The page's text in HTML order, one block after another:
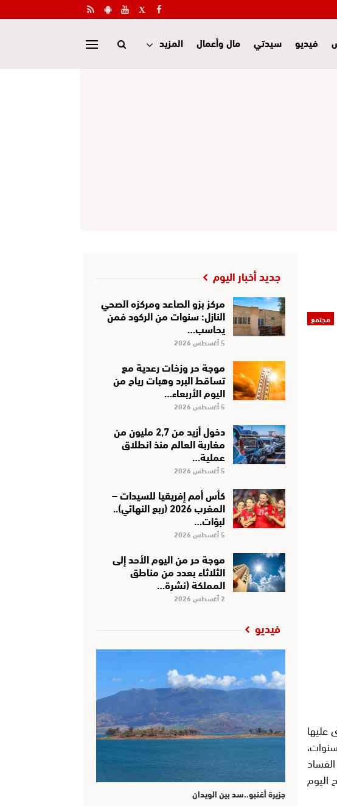
فيديو سيدتي مال وأعمال المزيد
مجتمع
من مواليد 1963 والمعتدى عليها
اليوم
جديد أخبار اليوم
مركز بزو الصاعد ومركزه الصحي
النازل: سنوات من الركود فمن
يحاسب…
5 أغسطس 2026
موجة حر وزخات رعدية مع
تساقط البرد وهبات رياح من
اليوم الأربعاء…
5 أغسطس 2026
دخول أزيد من 2,7 مليون من
مغاربة العالم منذ انطلاق
عملية…
5 أغسطس 2026
كأس أمم إفريقيا للسيدات –
المغرب 2026 (ربع النهائي)..
لبؤات…
5 أغسطس 2026
موجة حر من اليوم الأحد إلى
الثلاثاء بعدد من مناطق
المملكة (نشرة…
2 أغسطس 2026
فيديو
جزيرة أغنبو..سد بين الويدان